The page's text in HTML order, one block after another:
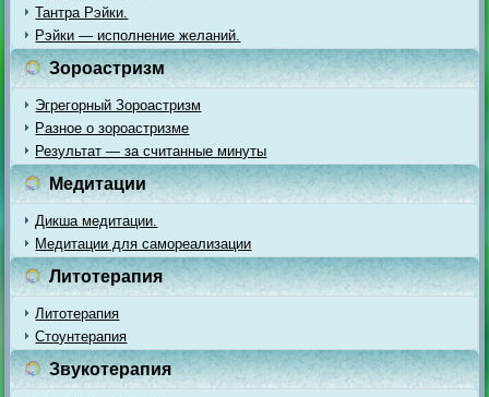
Тантра Рэйки.
Рэйки — исполнение желаний.
Зороастризм
Эгрегорный Зороастризм
Разное о зороастризме
Результат — за считанные минуты
Медитации
Дикша медитации.
Медитации для самореализации
Литотерапия
Литотерапия
Стоунтерапия
Звукотерапия